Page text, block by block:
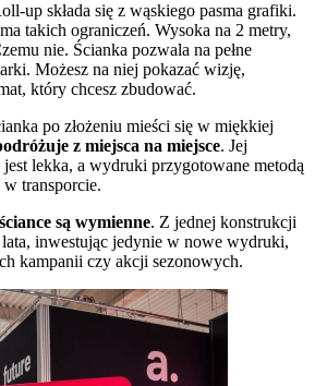
up składa się z wąskiego pasma grafiki.
takich ograniczeń. Wysoka na 2 metry,
nie. Ścianka pozwala na pełne
Możesz na niej pokazać wizję,
który chcesz zbudować.
po złożeniu mieści się w miękkiej
z miejsca na miejsce. Jej
lekka, a wydruki przygotowane metodą
transporcie.
są wymienne. Z jednej konstrukcji
lata, inwestując jedynie w nowe wydruki,
kampanii czy akcji sezonowych.